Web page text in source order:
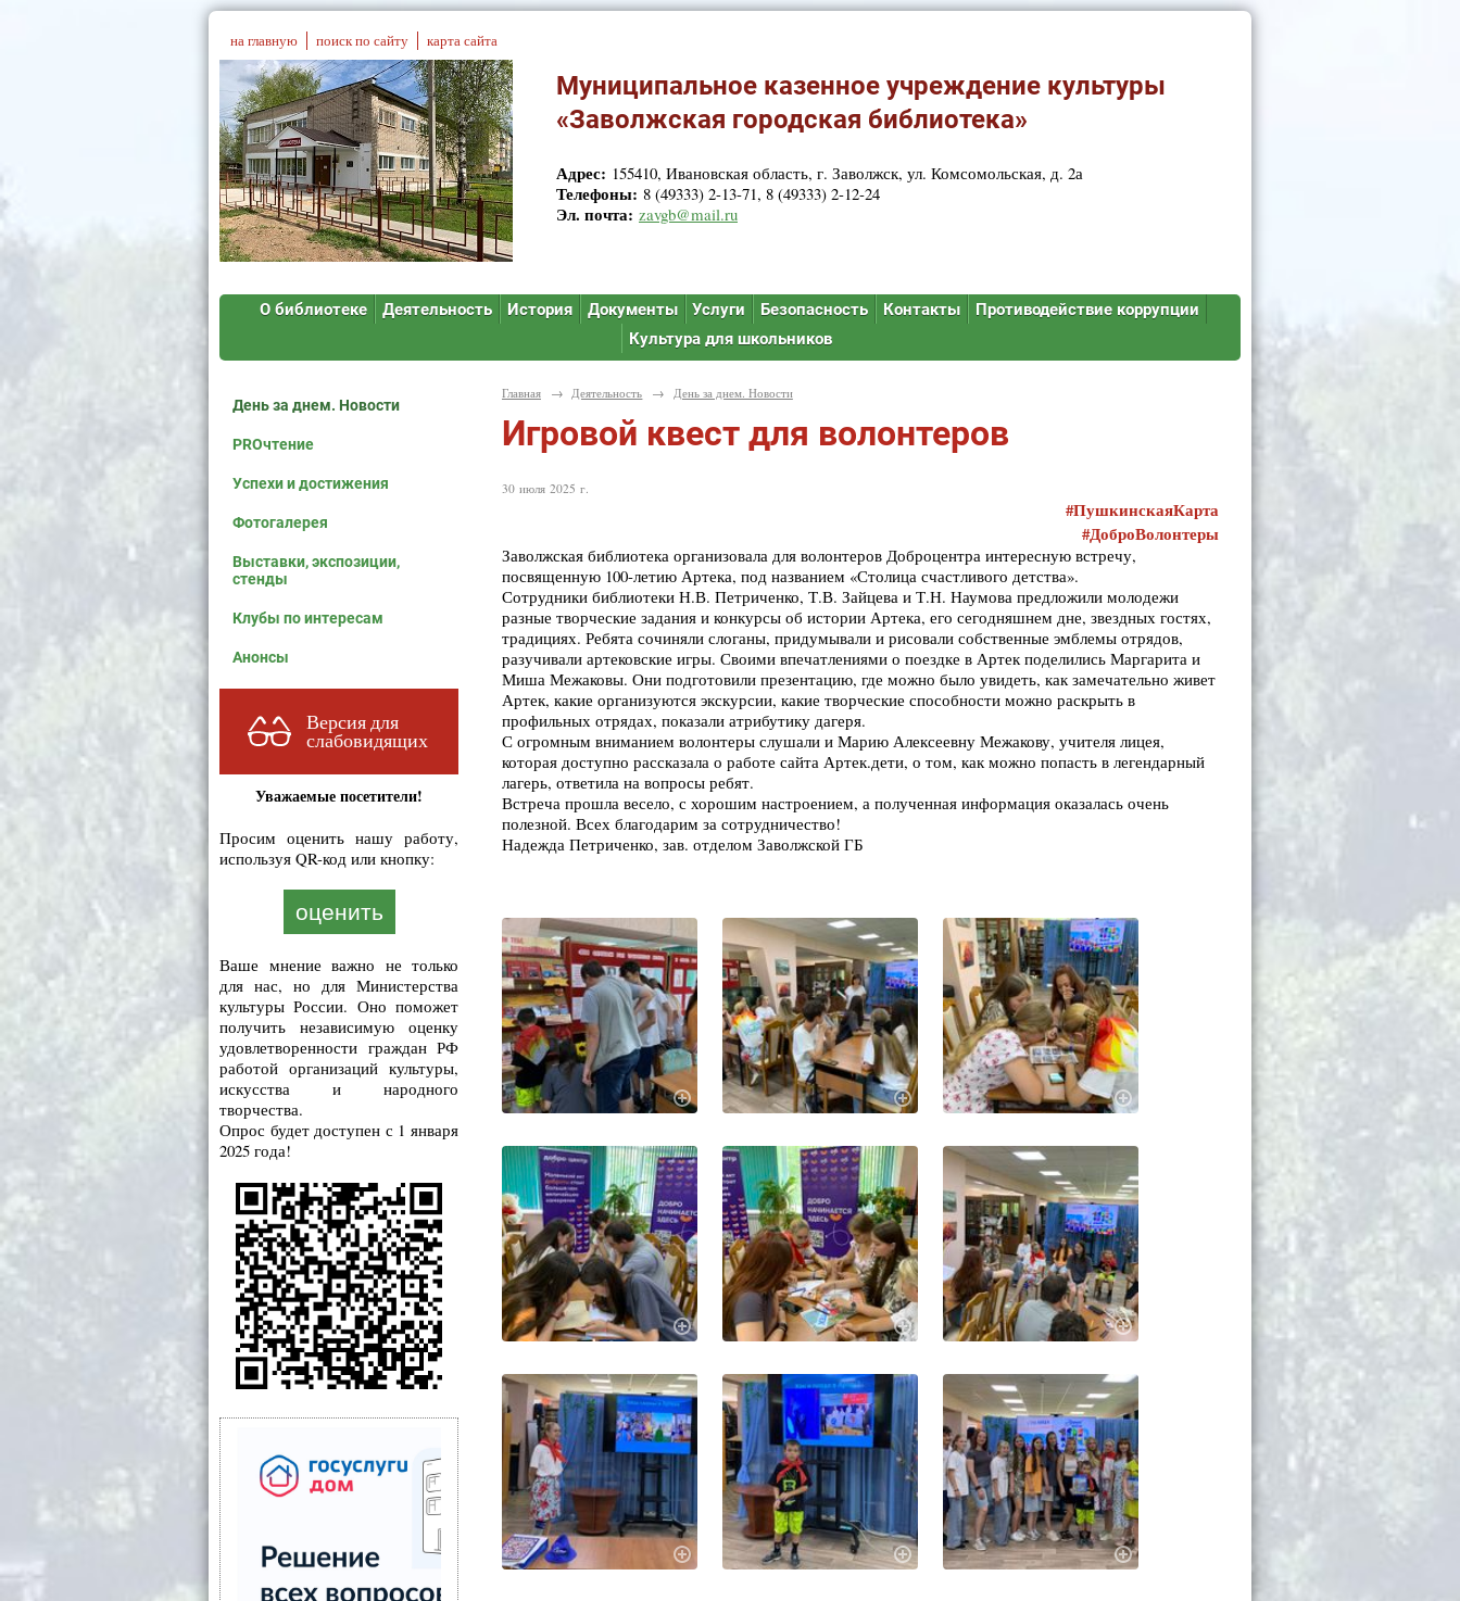
на главную поиск по сайту карта сайта
Муниципальное казенное учреждение культуры
«Заволжская городская библиотека»
Адрес: 155410, Ивановская область, г. Заволжск, ул. Комсомольская, д. 2а
Телефоны: 8 (49333) 2-13-71, 8 (49333) 2-12-24
Эл. почта: zavgb@mail.ru
О библиотеке Деятельность История Документы Услуги Безопасность Контакты
Противодействие коррупции
Культура для школьников
День за днем. Новости
PROчтение
Успехи и достижения
Фотогалерея
Выставки, экспозиции,
стенды
Клубы по интересам
Анонсы
Версия для
слабовидящих
Уважаемые посетители!
Просим оценить нашу работу,
используя QR-код или кнопку:
оценить
Ваше мнение важно не только
для нас, но для Министерства
культуры России. Оно поможет
получить независимую оценку
удовлетворенности граждан РФ
работой организаций культуры,
искусства и народного
творчества.
Опрос будет доступен с 1 января
2025 года!
Главная → Деятельность → День за днем. Новости
Игровой квест для волонтеров
30 июля 2025 г.
#ПушкинскаяКарта
#ДоброВолонтеры
Заволжская библиотека организовала для волонтеров Доброцентра интересную встречу,
посвященную 100-летию Артека, под названием «Столица счастливого детства».
Сотрудники библиотеки Н.В. Петриченко, Т.В. Зайцева и Т.Н. Наумова предложили молодежи
разные творческие задания и конкурсы об истории Артека, его сегодняшнем дне, звездных гостях,
традициях. Ребята сочиняли слоганы, придумывали и рисовали собственные эмблемы отрядов,
разучивали артековские игры. Своими впечатлениями о поездке в Артек поделились Маргарита и
Миша Межаковы. Они подготовили презентацию, где можно было увидеть, как замечательно живет
Артек, какие организуются экскурсии, какие творческие способности можно раскрыть в
профильных отрядах, показали атрибутику дагеря.
С огромным вниманием волонтеры слушали и Марию Алексеевну Межакову, учителя лицея,
которая доступно рассказала о работе сайта Артек.дети, о том, как можно попасть в легендарный
лагерь, ответила на вопросы ребят.
Встреча прошла весело, с хорошим настроением, а полученная информация оказалась очень
полезной. Всех благодарим за сотрудничество!
Надежда Петриченко, зав. отделом Заволжской ГБ